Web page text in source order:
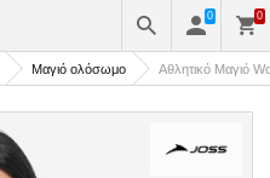
0 0
Μαγιό ολόσωμο Αθλητικό Μαγιό